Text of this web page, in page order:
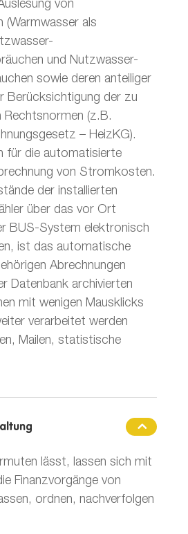
von
(Warmwasser als
und Nutzwasser-
sowie deren anteiliger
Berücksichtigung der zu
Rechtsnormen (z.B.
– HeizKG).
für die automatisierte
von Stromkosten.
der installierten
über das vor Ort
BUS-System elektronisch
ist das automatische
Abrechnungen
Datenbank archivierten
mit wenigen Mausklicks
verarbeitet werden
Mailen, statistische
lässt, lassen sich mit
Finanzvorgänge von
ordnen, nachverfolgen